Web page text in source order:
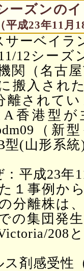
ーズンの
（平成23年11月
サーベイラ
12シーズ
関（名古
搬入され
離されて
A香港型
（新
型(山形系
：平成23年
１事例か
分離株は
の集団発
208
ス剤感受性